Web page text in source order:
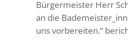
Bürgermeister Herr
an die
uns vorbereiten.“